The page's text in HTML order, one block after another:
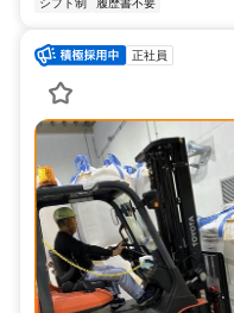
シフト制
履歴書不要
正社員